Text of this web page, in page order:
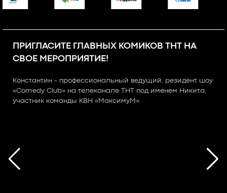
ПРИГЛАСИТЕ ГЛАВНЫХ КОМИКОВ ТНТ НА
СВОЕ МЕРОПРИЯТИЕ!
Константин - профессиональный ведущий, резидент шоу
«Comedy Club» на телеканале ТНТ под именем Никита,
участник команды КВН «МаксимуМ».